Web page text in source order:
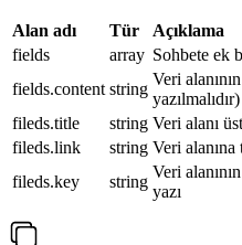
Alan adı Tür
Açıklama
fields
array Sohbete ek
fields.content string
Veri
yazılmalıdır)
fileds.title
string Veri alanı
fileds.link
string Veri alanına
fileds.key
string
Veri
yazı